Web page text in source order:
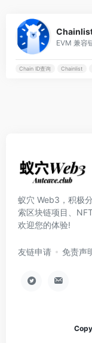
Chain ID查询 Chainlist
蚁穴 Web3，积极
索区块链项目、
欢迎您的体验!
友链申请 免责声